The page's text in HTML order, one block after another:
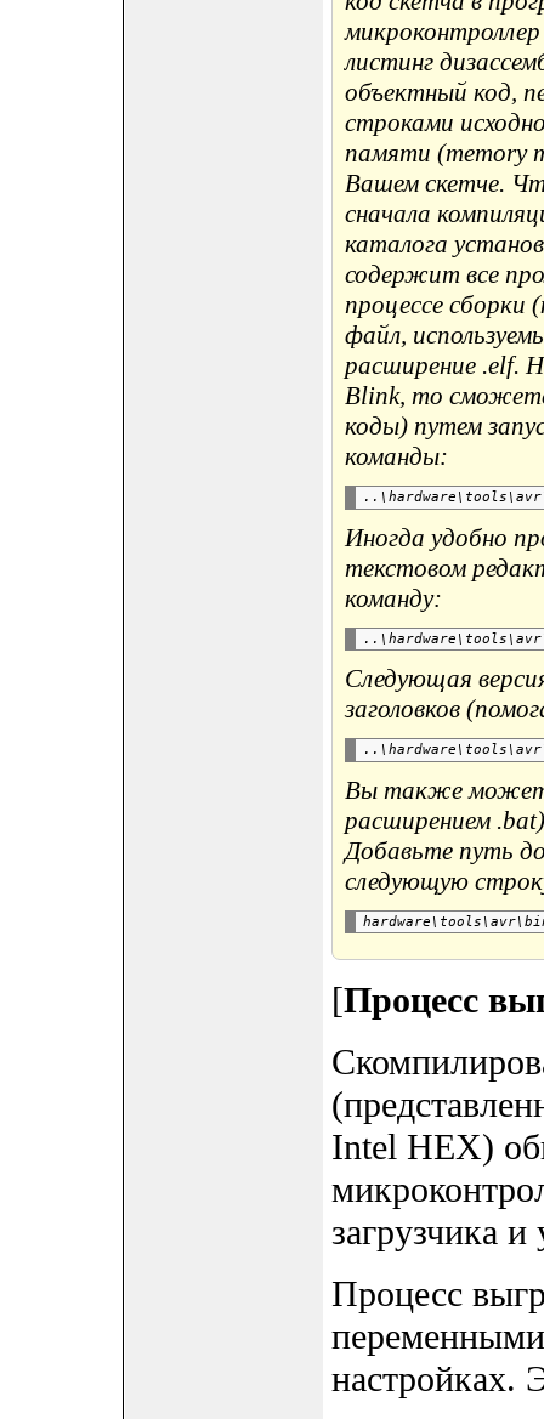
листинг
объектный код,
строками
памяти (memory
Вашем скетче.
сначала
каталога
содержит все
процессе сборки
файл,
расширение .elf.
Blink, то
коды) путем
команды:
Иногда удобно
текстовом
команду:
Следующая
заголовков
Вы также
расширением
Добавьте путь
следующую
[Процесс
Intel HEX)
загрузчика
Процесс
настройках.